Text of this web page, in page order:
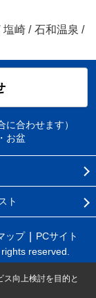
塩崎 / 石和温泉 /
合わせます）
お盆
ト
ップ
PCサイト
reserved.
向上検討を目的と